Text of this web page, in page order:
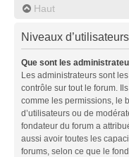
Haut
Niveaux
Que sont les
Les administrateurs sont
contrôle sur tout le forum.
comme les permissions, le
d’utilisateurs ou de
fondateur du forum a
aussi avoir toutes les
forums, selon ce que le